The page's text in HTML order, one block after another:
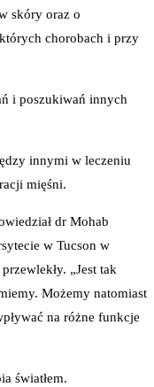
skóry oraz o
chorobach i przy
i poszukiwań innych
innymi w leczeniu
mięśni.
dr Mohab
w Tucson w
„Jest tak
Możemy natomiast
na różne funkcje
światłem.